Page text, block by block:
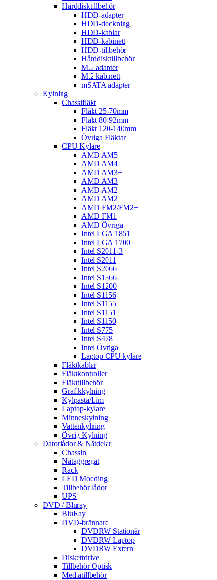
Hårddisktillbehör
HDD-adapter
HDD-dockning
HDD-kablar
HDD-kabinett
HDD-tillbehör
Hårddisktillbehör
M.2 adapter
M.2 kabinett
mSATA adapter
Kylning
Chassifläkt
Fläkt 25-70mm
Fläkt 80-92mm
Fläkt 120-140mm
Övriga Fläktar
CPU Kylare
AMD AM5
AMD AM4
AMD AM3+
AMD AM3
AMD AM2+
AMD AM2
AMD FM2/FM2+
AMD FM1
AMD Övriga
Intel LGA 1851
Intel LGA 1700
Intel S2011-3
Intel S2011
Intel S2066
Intel S1366
Intel S1200
Intel S1156
Intel S1155
Intel S1151
Intel S1150
Intel S775
Intel S478
Intel Övriga
Laptop CPU kylare
Fläktkablar
Fläktkontroller
Fläkttillbehör
Grafikkylning
Kylpasta/Lim
Laptop-kylare
Minneskylning
Vattenkylning
Övrig Kylning
Datorlådor & Nätdelar
Chassin
Nätaggregat
Rack
LED Modding
Tillbehör lådor
UPS
DVD / Bluray
BluRay
DVD-brännare
DVDRW Stationär
DVDRW Laptop
DVDRW Extern
Diskettdrive
Tillbehör Optisk
Mediatillbehör